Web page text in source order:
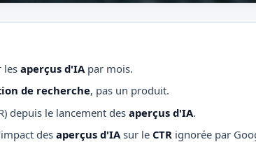
aperçus d'IApar mois.
de recherche, pas un produit.
depuis le lancement des aperçus d'IA.
des aperçus d'IAsur le CTR ignorée par